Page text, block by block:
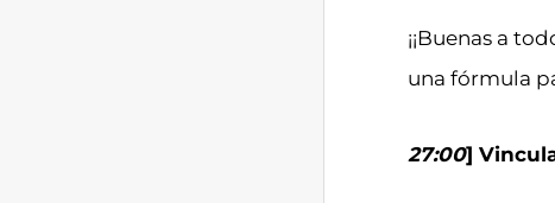
¡¡Buenas a
una fórmula
27:00]